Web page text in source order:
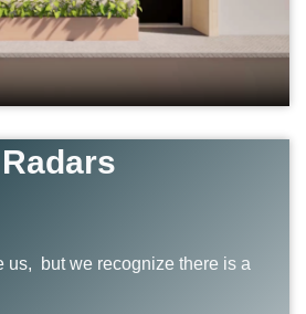
us, but we recognize there is a